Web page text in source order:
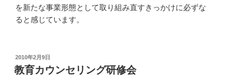
を新たな事業形態として取り組み直すきっかけに必ずな
ると感じています。
投
稿
日:
2010年2月9日
教育カウンセリング研修会